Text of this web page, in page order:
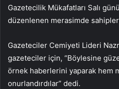
Gazetecilik Mükafatları Salı
düzenlenen merasimde
Gazeteciler Cemiyeti Lideri
gazeteciler için, “Böylesine
örnek haberlerini yaparak hem
onurlandırdılar” dedi.